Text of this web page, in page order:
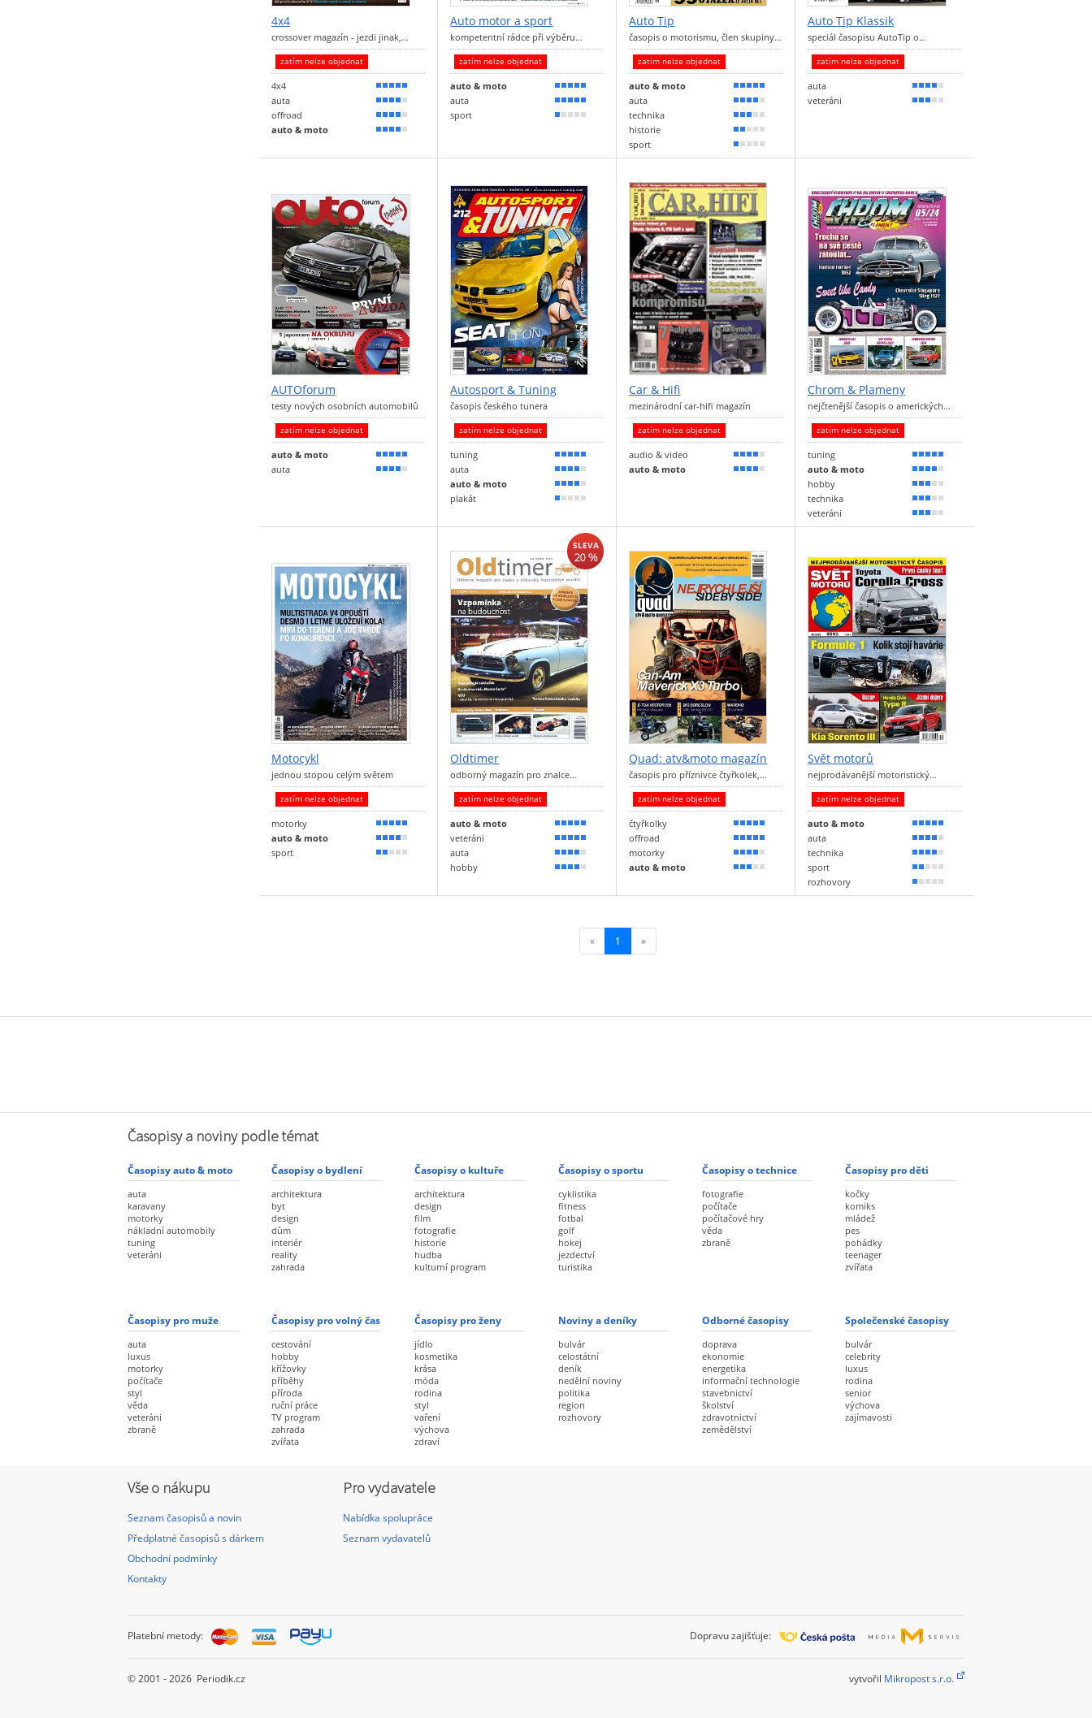
4x4
crossover magazín - jezdi jinak,…
zatím nelze objednat
4x4
90 %
auta
80 %
offroad
80 %
auto & moto
70 %
Auto motor a sport
kompetentní rádce při výběru…
zatím nelze objednat
auto & moto
100 %
auta
100 %
sport
20 %
Auto Tip
časopis o motorismu, člen skupiny…
zatím nelze objednat
auto & moto
90 %
auta
80 %
technika
50 %
historie
30 %
sport
20 %
Auto Tip Klassik
speciál časopisu AutoTip o…
zatím nelze objednat
auta
80 %
veteráni
60 %
AUTOforum
testy nových osobních automobilů
zatím nelze objednat
auto & moto
90 %
auta
80 %
Autosport & Tuning
časopis českého tunera
zatím nelze objednat
tuning
90 %
auta
80 %
auto & moto
70 %
plakát
10 %
Car & Hifi
mezinárodní car-hifi magazín
zatím nelze objednat
audio & video
80 %
auto & moto
70 %
Chrom & Plameny
nejčtenější časopis o amerických…
zatím nelze objednat
tuning
90 %
auto & moto
70 %
hobby
60 %
technika
50 %
veteráni
50 %
Motocykl
jednou stopou celým světem
zatím nelze objednat
motorky
100 %
auto & moto
80 %
sport
40 %
SLEVA
20 %
Oldtimer
odborný magazín pro znalce…
zatím nelze objednat
auto & moto
100 %
veteráni
100 %
auta
80 %
hobby
70 %
Quad: atv&moto magazín
časopis pro příznivce čtyřkolek,…
zatím nelze objednat
čtyřkolky
90 %
offroad
90 %
motorky
70 %
auto & moto
60 %
Svět motorů
nejprodávanější motoristický…
zatím nelze objednat
auto & moto
100 %
auta
80 %
technika
70 %
sport
40 %
rozhovory
20 %
« 1 (current)
»
Časopisy a noviny podle témat
Časopisy auto & moto
auta
karavany
motorky
nákladní automobily
tuning
veteráni
Časopisy o bydlení
architektura
byt
design
dům
interiér
reality
zahrada
Časopisy o kultuře
architektura
design
film
fotografie
historie
hudba
kulturní program
Časopisy o sportu
cyklistika
fitness
fotbal
golf
hokej
jezdectví
turistika
Časopisy o technice
fotografie
počítače
počítačové hry
věda
zbraně
Časopisy pro děti
kočky
komiks
mládež
pes
pohádky
teenager
zvířata
Časopisy pro muže
auta
luxus
motorky
počítače
styl
věda
veteráni
zbraně
Časopisy pro volný čas
cestování
hobby
křížovky
příběhy
příroda
ruční práce
TV program
zahrada
zvířata
Časopisy pro ženy
jídlo
kosmetika
krása
móda
rodina
styl
vaření
výchova
zdraví
Noviny a deníky
bulvár
celostátní
deník
nedělní noviny
politika
region
rozhovory
Odborné časopisy
doprava
ekonomie
energetika
informační technologie
stavebnictví
školství
zdravotnictví
zemědělství
Společenské časopisy
bulvár
celebrity
luxus
rodina
senior
výchova
zajímavosti
Vše o nákupu
Seznam časopisů a novin
Předplatné časopisů s dárkem
Obchodní podmínky
Kontakty
Pro vydavatele
Nabídka spolupráce
Seznam vydavatelů
Platební metody: Dopravu zajišťuje:
© 2001 - 2026 Periodik.cz vytvořil Mikropost s.r.o.